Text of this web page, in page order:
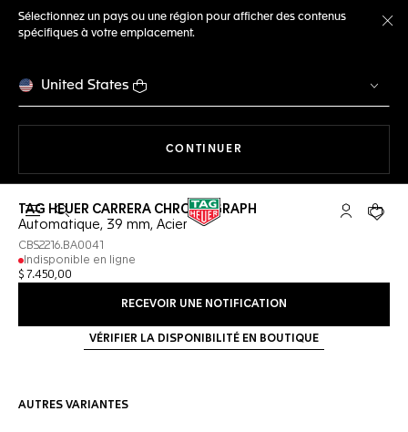
Sélectionnez un pays ou une région pour afficher des contenus
spécifiques à votre emplacement.
United States
CONTINUER
Ouvrir la barre de recherche Compte My
Votre
TAG HEUER CARRERA CHRONOGRAPH
Automatique, 39 mm, Acier
CBS2216.BA0041
Indisponible en ligne
$ 7.450,00
RECEVOIR UNE NOTIFICATION
VÉRIFIER LA DISPONIBILITÉ EN BOUTIQUE
AUTRES VARIANTES